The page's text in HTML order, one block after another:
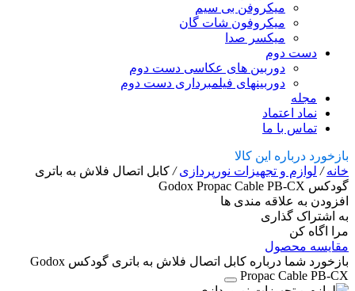
میکروفن بی سیم
میکروفون شات گان
میکسر صدا
دست دوم
دوربین های عکاسی دست دوم
دوربینهای فیلمبرداری دست دوم
مجله
نماد اعتماد
تماس با ما
بازخورد درباره این کالا
خانه/ لوازم و تجهیزات نورپردازی/ کابل اتصال فلاش به باتری
گودکس Godox Propac Cable PB-CX
افزودن به علاقه مندی ها
به اشتراک گذاری
مرا اگاه کن
مقایسه محصول
بازخورد شما درباره کابل اتصال فلاش به باتری گودکس Godox
Propac Cable PB-CX